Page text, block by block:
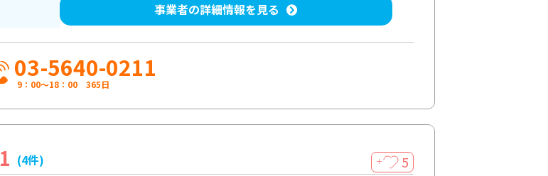
事業者の詳細情報を見る
03-5640-0211
9：00～18：00 365日
(4件) ＋ 5